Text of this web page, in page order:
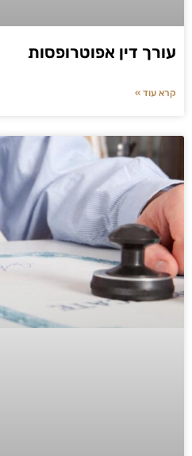
עורך דין אפוטרופסות
קרא עוד »